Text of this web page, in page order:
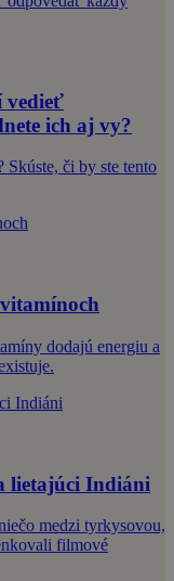
vedieť
ich aj vy?
Skúste, či by ste tento
dodajú energiu a
lietajúci Indiáni
medzi tyrkysovou,
filmové